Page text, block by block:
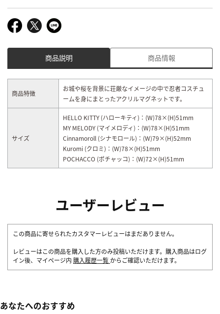
商品説明 商品情報
商品特徴
お城や桜を背景に荘厳なイメージの中で忍者コスチュ
ームを身にまとったアクリルマグネットです。
サイズ
HELLO KITTY (ハローキティ)：(W)78×(H)51mm
MY MELODY (マイメロディ)：(W)78×(H)51mm
Cinnamoroll (シナモロール)：(W)79×(H)52mm
Kuromi (クロミ)：(W)78×(H)51mm
POCHACCO (ポチャッコ)：(W)72×(H)51mm
ユーザーレビュー
この商品に寄せられたカスタマーレビューはまだありません。
レビューはこの商品を購入した方のみ投稿いただけます。購入商品はログ
イン後、マイページ内 購入履歴一覧 からご確認いただけます。
あなたへのおすすめ